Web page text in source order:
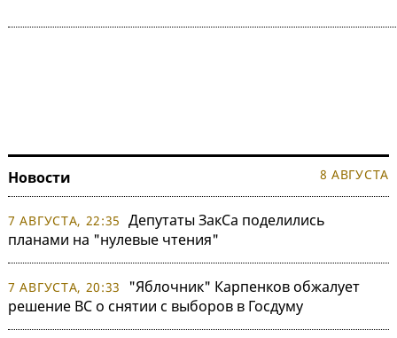
Новости 8 АВГУСТА
7 АВГУСТА, 22:35 Депутаты ЗакСа поделились
планами на "нулевые чтения"
7 АВГУСТА, 20:33
"Яблочник" Карпенков обжалует
решение ВС о снятии с выборов в Госдуму